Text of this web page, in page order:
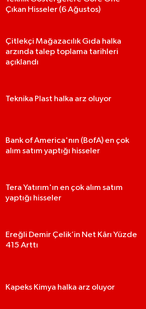
Çıkan Hisseler (6 Ağustos)
Çitlekçi Mağazacılık Gıda halka
arzında talep toplama tarihleri
açıklandı
Teknika Plast halka arz oluyor
Bank of America'nın (BofA) en çok
alım satım yaptığı hisseler
Tera Yatırım'ın en çok alım satım
yaptığı hisseler
Ereğli Demir Çelik’in Net Kârı Yüzde
415 Arttı
Kapeks Kimya halka arz oluyor